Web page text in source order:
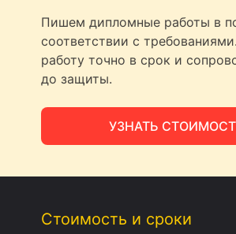
Пишем дипломные работы в
соответствии с
работу точно в срок и
до защиты.
УЗНАТЬ
Стоимость и сроки